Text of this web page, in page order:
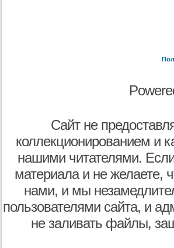
Сайт не
коллекционированием и
нашими читателями.
материала и не желаете,
нами, и мы
пользователями сайта, и
не заливать файлы,